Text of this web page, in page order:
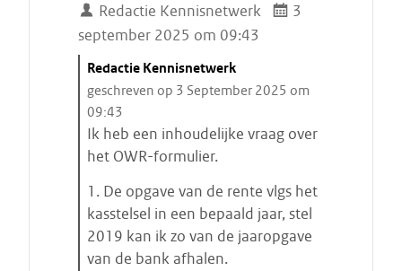
Redactie Kennisnetwerk
3
september 2025 om 09:43
C
i
t
a
a
s
t
a
r
Redactie Kennisnetwerk
geschreven op 3 September 2025 om
09:43
Ik heb een inhoudelijke vraag over
het OWR-formulier.
1. De opgave van de rente vlgs het
kasstelsel in een bepaald jaar, stel
2019 kan ik zo van de jaaropgave
van de bank afhalen.